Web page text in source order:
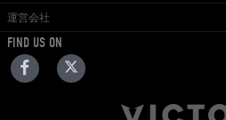
運営会社
FIND US ON